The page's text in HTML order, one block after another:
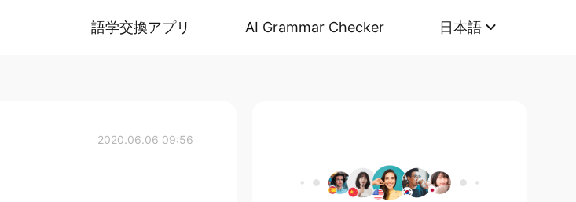
語学交換アプリ AI Grammar Checker 日本語
2020.06.06 09:56